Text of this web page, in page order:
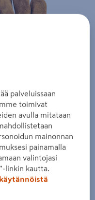
palveluissaan
toimivat
avulla mitataan
mainonnan
painamalla
valintojasi
linkin kautta.